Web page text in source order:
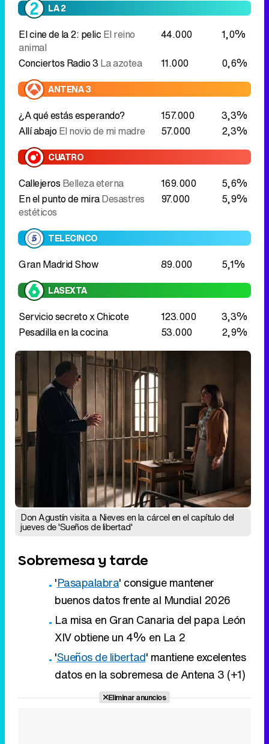
LA 2
El cine de la 2: pelic El reino
animal
44.000
1,0%
Conciertos Radio 3La azotea 11.000 0,6%
ANTENA 3
¿A qué estás esperando? 157.000
3,3%
Allí abajoEl novio de mi madre 57.000 2,3%
CUATRO
Callejeros Belleza eterna 169.000
5,6%
En el punto de miraDesastres
estéticos
97.000 5,9%
TELECINCO
Gran Madrid Show 89.000 5,1%
LASEXTA
Servicio secreto x Chicote 123.000
3,3%
Pesadilla en la cocina
53.000 2,9%
Don Agustín visita a Nieves en la cárcel en el capítulo del
jueves de 'Sueños de libertad'
Sobremesa y tarde
'Pasapalabra' consigue mantener
buenos datos frente al Mundial 2026
La misa en Gran Canaria del papa León
XIV obtiene un 4% en La 2
'Sueños de libertad' mantiene excelentes
datos en la sobremesa de Antena 3 (+1)
Eliminar anuncios